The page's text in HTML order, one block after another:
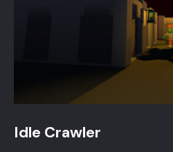
Idle Crawler